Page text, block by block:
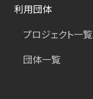
利用団体
プロジェクト一覧
団体一覧